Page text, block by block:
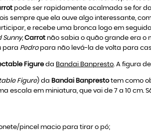
pode ser rapidamente acalmada se for
sempre que ela ouve algo interessante,
e recebe uma bronca logo em
Sunny, Carrot não sabia o quão grande era o
para Pedropara não levá-la de volta para
Figure da Bandai Banpresto. A figura de
Figure) da Bandai Banprestotem como
escala em miniatura, que vai de 7 a 10 cm.
pincel macio para tirar o pó;